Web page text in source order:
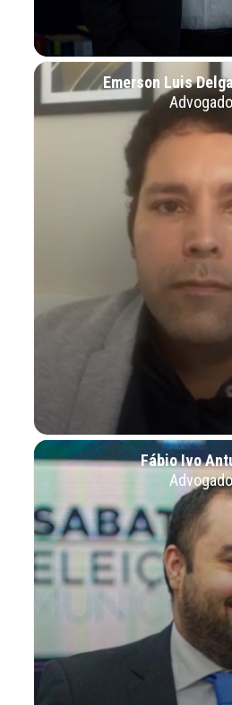
Emerson Luis
Advogado
Fábio Ivo
Advogado